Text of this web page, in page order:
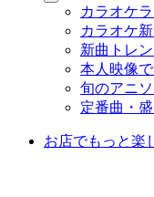
カラオケ
カラオケ
新曲トレ
本人映像
旬のアニ
定番曲・
お店でもっと楽